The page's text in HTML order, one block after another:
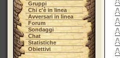
Gruppi
Chi c'è in linea
Avversari in linea
Forum
Sondaggi
Chat
Statistiche
Obiettivi